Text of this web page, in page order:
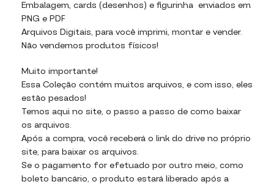
Embalagem, cards (desenhos) e figurinha enviados em
PNG e PDF
Arquivos Digitais, para você imprimi, montar e vender.
Não vendemos produtos físicos!
Muito importante!
Essa Coleção contém muitos arquivos, e com isso, eles
estão pesados!
Temos aqui no site, o passo a passo de como baixar
os arquivos.
Após a compra, você receberá o link do drive no próprio
site, para baixar os arquivos.
Se o pagamento for efetuado por outro meio, como
boleto bancário, o produto estará liberado após a